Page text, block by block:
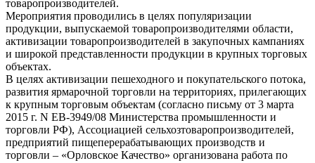
товаропроизводителей.
Мероприятия проводились в целях популяризации
продукции, выпускаемой товаропроизводителями области,
активизации товаропроизводителей в закупочных кампаниях
и широкой представленности продукции в крупных торговых
объектах.
В целях активизации пешеходного и покупательского потока,
развития ярмарочной торговли на территориях, прилегающих
к крупным торговым объектам (согласно письму от 3 марта
2015 г. N ЕВ-3949/08 Министерства промышленности и
торговли РФ), Ассоциацией сельхозтоваропроизводителей,
предприятий пищеперерабатывающих производств и
торговли – «Орловское Качество» организована работа по